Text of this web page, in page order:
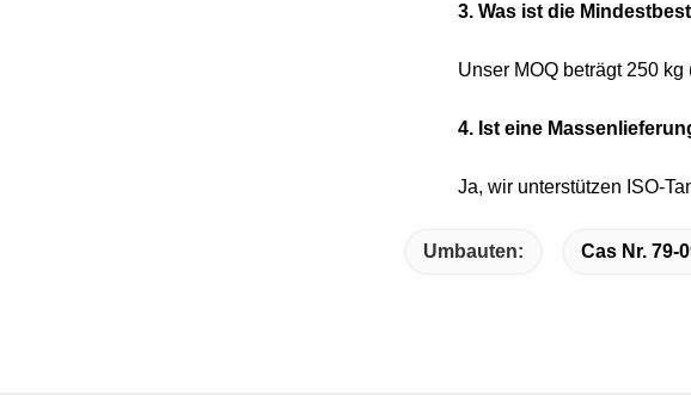
3. Was ist die
Unser MOQ beträgt 250 kg
4. Ist eine
Ja, wir unterstützen ISO-
Umbauten: Cas Nr. 79-